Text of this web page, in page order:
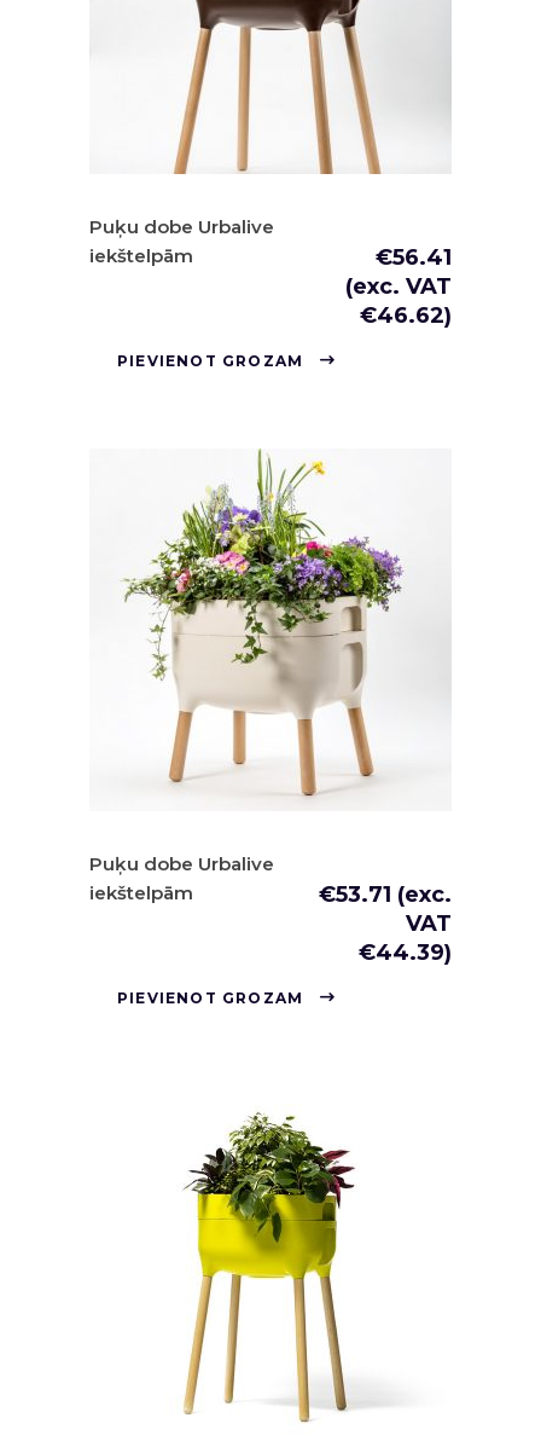
Puķu dobe Urbalive
iekštelpām
€56.41
(exc. VAT
€46.62)
PIEVIENOT GROZAM
Puķu dobe Urbalive
iekštelpām
€53.71 (exc.
VAT
€44.39)
PIEVIENOT GROZAM